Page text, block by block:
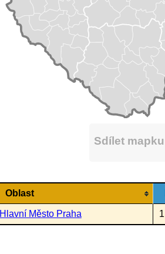
Sdílet mapku
Oblast
Hlavní Město Praha 1